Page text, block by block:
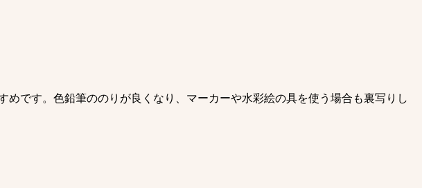
です。色鉛筆ののりが良くなり、マーカーや水彩絵の具を使う場合も裏写りし